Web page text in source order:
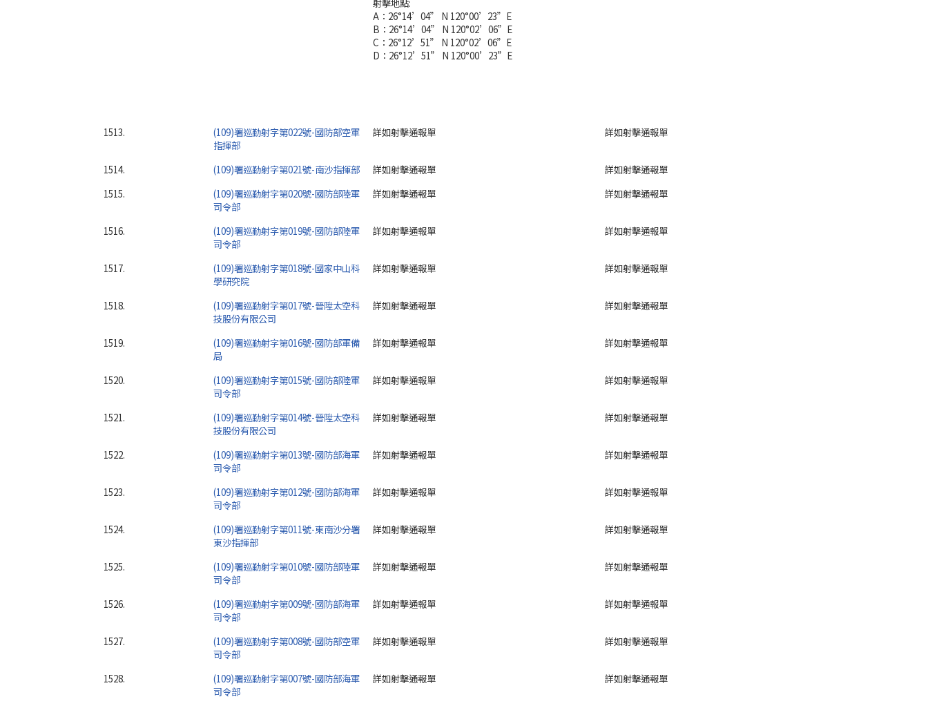
射擊地點:
A：26°14’04” N 120°00’23”E
B：26°14’04” N 120°02’06”E
C：26°12’51” N 120°02’06”E
D：26°12’51” N 120°00’23”E
1513.
(109)署巡勤射字第022號-國防部空軍
指揮部
詳如射擊通報單 詳如射擊通報單
1514. (109)署巡勤射字第021號-南沙指揮部 詳如射擊通報單
詳如射擊通報單
1515.
(109)署巡勤射字第020號-國防部陸軍
司令部
詳如射擊通報單 詳如射擊通報單
1516.
(109)署巡勤射字第019號-國防部陸軍
司令部
詳如射擊通報單 詳如射擊通報單
1517.
(109)署巡勤射字第018號-國家中山科
學研究院
詳如射擊通報單 詳如射擊通報單
1518.
(109)署巡勤射字第017號-晉陞太空科
技股份有限公司
詳如射擊通報單 詳如射擊通報單
1519.
(109)署巡勤射字第016號-國防部軍備
局
詳如射擊通報單 詳如射擊通報單
1520.
(109)署巡勤射字第015號-國防部陸軍
司令部
詳如射擊通報單 詳如射擊通報單
1521.
(109)署巡勤射字第014號-晉陞太空科
技股份有限公司
詳如射擊通報單 詳如射擊通報單
1522.
(109)署巡勤射字第013號-國防部海軍
司令部
詳如射擊通報單 詳如射擊通報單
1523.
(109)署巡勤射字第012號-國防部海軍
司令部
詳如射擊通報單 詳如射擊通報單
1524.
(109)署巡勤射字第011號-東南沙分署
東沙指揮部
詳如射擊通報單 詳如射擊通報單
1525.
(109)署巡勤射字第010號-國防部陸軍
司令部
詳如射擊通報單 詳如射擊通報單
1526.
(109)署巡勤射字第009號-國防部海軍
司令部
詳如射擊通報單 詳如射擊通報單
1527.
(109)署巡勤射字第008號-國防部空軍
司令部
詳如射擊通報單 詳如射擊通報單
1528.
(109)署巡勤射字第007號-國防部海軍
司令部
詳如射擊通報單 詳如射擊通報單